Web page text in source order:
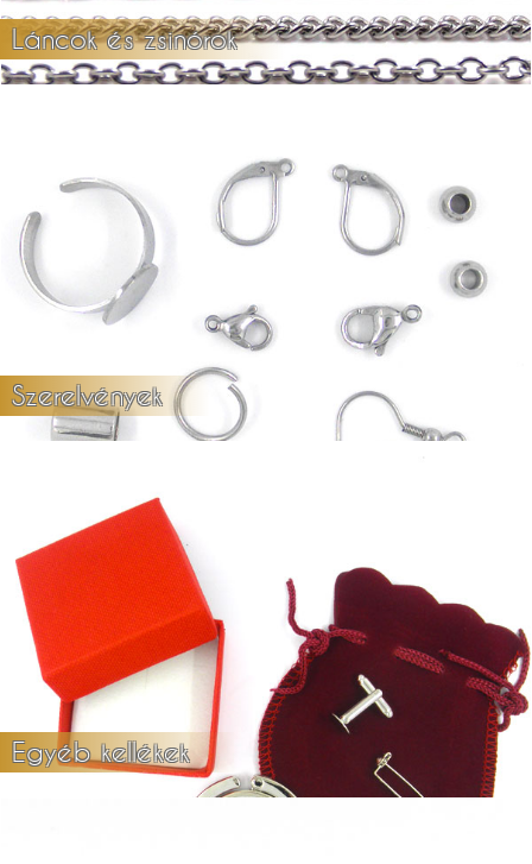
Láncok és zsinórok
Szerelvények
Egyéb kellékek